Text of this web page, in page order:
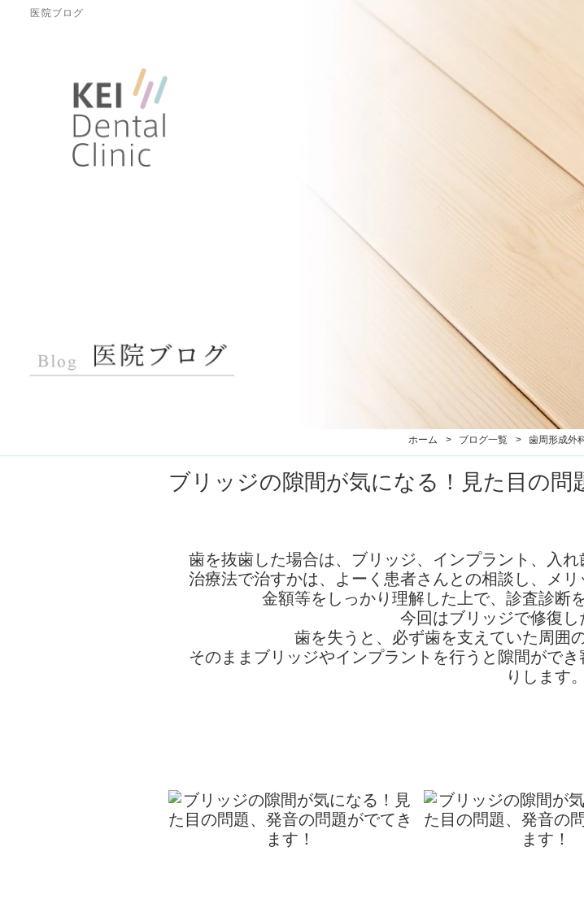
医院ブログ
ホーム ブログ一覧 歯周形成外
ブリッジの隙間が気になる！見た目の問
歯を抜歯した場合は、ブリッジ、インプラント、入
治療法で治すかは、よーく患者さんとの相談し、メ
金額等をしっかり理解した上で、診査診断
今回はブリッジで修復し
歯を失うと、必ず歯を支えていた周囲
そのままブリッジやインプラントを行うと隙間がで
りします。